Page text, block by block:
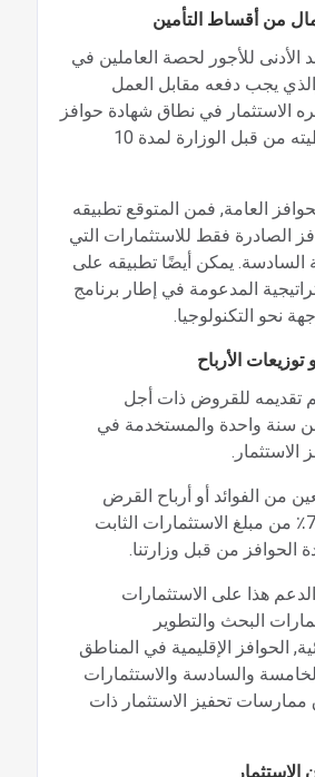
من أقساط التأمين
الأدنى للأجور لحصة العاملين في
يجب دفعه مقابل العمل
الاستثمار في نطاق شهادة حوافز
الاستثمار, يتم تغطيته من قبل الوزارة لمدة 10
العامة, فمن المتوقع تطبيقه
الصادرة فقط للاستثمارات التي
يمكن أيضًا تطبيقه على
المدعومة في إطار برنامج
نحو التكنولوجيا.
توزيعات الأرباح
تقديمه للقروض ذات أجل
سنة واحدة والمستخدمة في
الاستثمار.
من الفوائد أو أرباح القرض
المستخدم حتى 70٪ من مبلغ الاستثمارات الثابت
من قبل وزارتنا.
هذا على الاستثمارات
البحث والتطوير
الحوافز الإقليمية في المناطق
والسادسة والاستثمارات
تحفيز الاستثمار ذات